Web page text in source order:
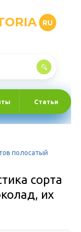
RU
Статьи
полосатый
сорта
их